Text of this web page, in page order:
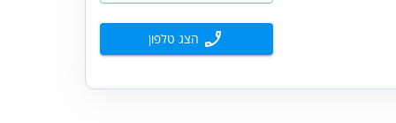
הצג טלפון